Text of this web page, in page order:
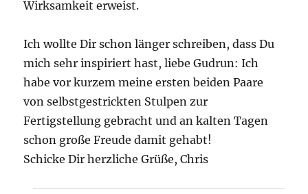
Wirksamkeit erweist.
Ich wollte Dir schon länger schreiben, dass Du
mich sehr inspiriert hast, liebe Gudrun: Ich
habe vor kurzem meine ersten beiden Paare
von selbstgestrickten Stulpen zur
Fertigstellung gebracht und an kalten Tagen
schon große Freude damit gehabt!
Schicke Dir herzliche Grüße, Chris